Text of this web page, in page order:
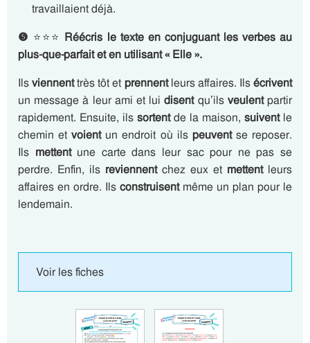
travaillaient déjà.
❺ ⭐⭐⭐ Réécris le texte en conjuguant les verbes au
plus-que-parfait et en utilisant « Elle ».
Ilsviennenttrès tôt et prennentleurs affaires. Ilsécrivent
un message à leur ami et luidisentqu’ils veulentpartir
rapidement. Ensuite, ils sortentde la maison, suiventle
chemin etvoientun endroit où ils peuventse reposer.
Ils mettentune carte dans leur sac pour ne pas se
perdre. Enfin, ils reviennentchez eux et mettentleurs
affaires en ordre. Ils construisentmême un plan pour le
lendemain.
Voir les fiches